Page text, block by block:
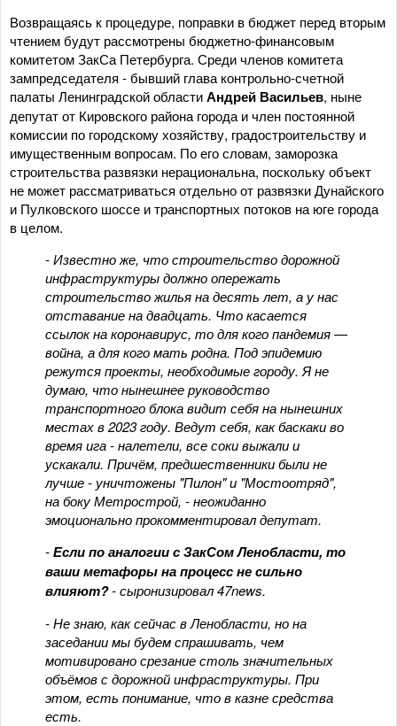
Возвращаясь к процедуре, поправки в бюджет перед вторым
чтением будут рассмотрены бюджетно-финансовым
комитетом ЗакСа Петербурга. Среди членов комитета
зампредседателя - бывший глава контрольно-счетной
палаты Ленинградской областиАндрей Васильев, ныне
депутат от Кировского района города и член постоянной
комиссии по городскому хозяйству, градостроительству и
имущественным вопросам. По его словам, заморозка
строительства развязки нерациональна, поскольку объект
не может рассматриваться отдельно от развязки Дунайского
и Пулковского шоссе и транспортных потоков на юге города
в целом.
- Известно же, что строительство дорожной
инфраструктуры должно опережать
строительство жилья на десять лет, а у нас
отставание на двадцать. Что касается
ссылок на коронавирус, то для кого пандемия —
война, а для кого мать родна. Под эпидемию
режутся проекты, необходимые городу. Я не
думаю, что нынешнее руководство
транспортного блока видит себя на нынешних
местах в 2023 году. Ведут себя, как баскаки во
время ига - налетели, все соки выжали и
ускакали. Причём, предшественники были не
лучше - уничтожены "Пилон" и "Мостоотряд",
на боку Метрострой, - неожиданно
эмоционально прокомментировал депутат.
-Если по аналогии с ЗакСом Ленобласти, то
ваши метафоры на процесс не сильно
влияют?- сыронизировал 47news.
- Не знаю, как сейчас в Ленобласти, но на
заседании мы будем спрашивать, чем
мотивировано срезание столь значительных
объёмов с дорожной инфраструктуры. При
этом, есть понимание, что в казне средства
есть.